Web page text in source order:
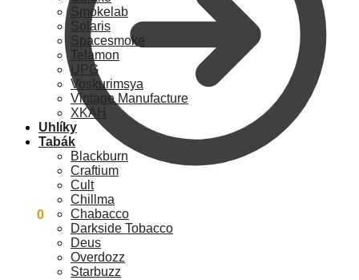
0
Smokelab
Solaris
Spacesmoke
Telamon
UPG
Voskurimsya
Vintage Manufacture
XKAH
Uhlíky
Tabák
Blackburn
Craftium
Cult
Chillma
Chabacco
Darkside Tobacco
Deus
Overdozz
Starbuzz